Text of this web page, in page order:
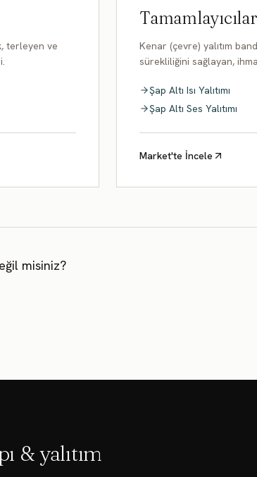
terleyen ve
Tamamlayıcılar
Kenar (çevre) yalıtım
sürekliliğini sağlayan,
Şap Altı Isı Yalıtımı
Şap Altı Ses Yalıtımı
Market'te İncele
misiniz?
& yalıtım